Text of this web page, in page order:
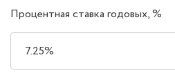
Процентная ставка годовых, %